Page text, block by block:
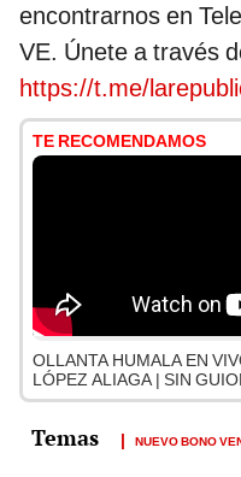
encontrarnos en
VE. Únete a través
https://t.me/
TE RECOMENDAMOS
OLLANTA HUMALA EN
LÓPEZ ALIAGA | SIN
NUEVO BONO